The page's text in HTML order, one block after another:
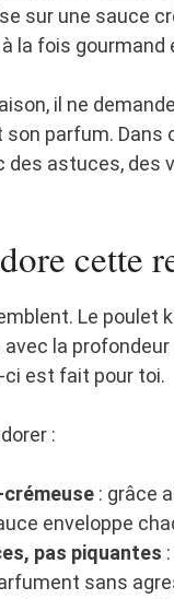
sur une sauce
la fois
il ne
parfum.
des astuces, des
cette
Le poulet
la
ci est fait pour toi.
:
: grâce
enveloppe
pas piquantes
sans